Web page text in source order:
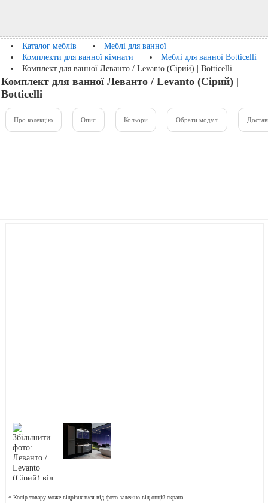
Каталог меблів
Меблі для ванної
Комплекти для ванної кімнати
Меблі для ванної Botticelli
Комплект для ванної Леванто / Levanto (Сірий) | Botticelli
Комплект для ванної Леванто / Levanto (Сірий) |
Botticelli
Про колекцію Опис Кольори Обрати модулі
* Колір товару може відрізнятися від фото залежно від опцій екрана.